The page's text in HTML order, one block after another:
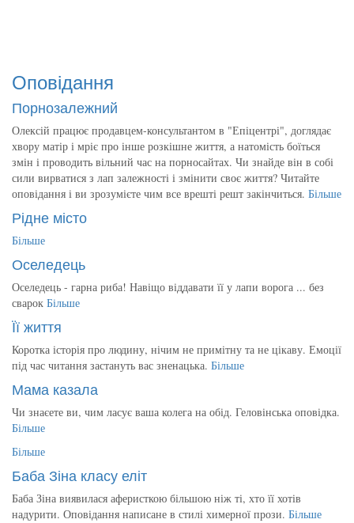
Оповідання
Порнозалежний
Олексій працює продавцем-консультантом в "Епіцентрі", доглядає
хвору матір і мріє про інше розкішне життя, а натомість боїться
змін і проводить вільний час на порносайтах. Чи знайде він в собі
сили вирватися з лап залежності і змінити своє життя? Читайте
оповідання і ви зрозумієте чим все врешті решт закінчиться. Більше
Рідне місто
Більше
Оселедець
Оселедець - гарна риба! Навіщо віддавати її у лапи ворога ... без
сварок Більше
Її життя
Коротка історія про людину, нічим не примітну та не цікаву. Емоції
під час читання застануть вас зненацька. Більше
Мама казала
Чи знаєете ви, чим ласує ваша колега на обід. Геловінська оповідка.
Більше
Більше
Баба Зіна класу еліт
Баба Зіна виявилася аферисткою більшою ніж ті, хто її хотів
надурити. Оповідання написане в стилі химерної прози. Більше